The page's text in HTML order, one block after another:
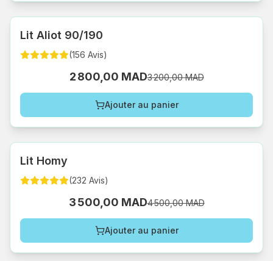
Lit Aliot 90/190
(156 Avis)
2 800,00 MAD3 200,00 MAD
Ajouter au panier
Lit Homy
(232 Avis)
3 500,00 MAD4 500,00 MAD
Ajouter au panier